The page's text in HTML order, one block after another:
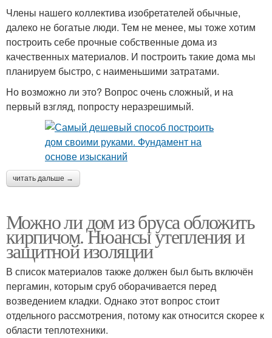
Члены нашего коллектива изобретателей обычные,
далеко не богатые люди. Тем не менее, мы тоже хотим
построить себе прочные собственные дома из
качественных материалов. И построить такие дома мы
планируем быстро, с наименьшими затратами.
Но возможно ли это? Вопрос очень сложный, и на
первый взгляд, попросту неразрешимый.
читать дальше →
Можно ли дом из бруса обложить
кирпичом. Нюансы утепления и
защитной изоляции
В список материалов также должен был быть включён
пергамин, которым сруб оборачивается перед
возведением кладки. Однако этот вопрос стоит
отдельного рассмотрения, потому как относится скорее к
области теплотехники.